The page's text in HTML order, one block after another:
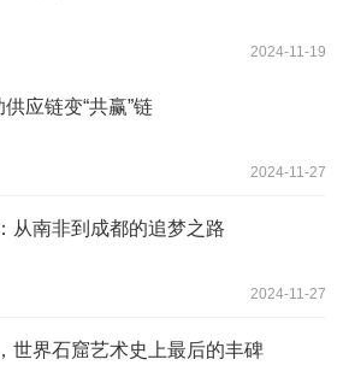
2024-11-19
应链变“共赢”链
2024-11-27
从南非到成都的追梦之路
2024-11-27
世界石窟艺术史上最后的丰碑